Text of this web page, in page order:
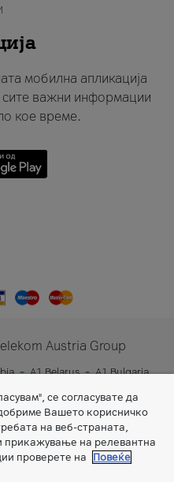
мобилна апликација
сите важни информации
кое време.
Austria Group
A1 Belarus
A1 Bulgaria
A1 Digital
се согласувате да
Вашето корисничко
на веб-страната,
прикажување на релевантна
проверете на
Повеќе